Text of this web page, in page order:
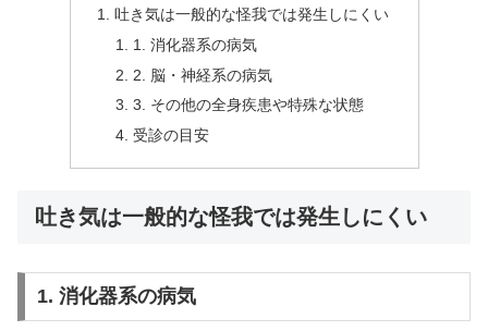
吐き気は一般的な怪我では発生しにくい
1. 消化器系の病気
2. 脳・神経系の病気
3. その他の全身疾患や特殊な状態
受診の目安
吐き気は一般的な怪我では発生しにくい
1. 消化器系の病気